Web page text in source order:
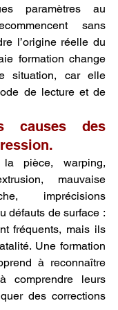
paramètres au
sans
l’origine réelle du
formation change
situation, car elle
de lecture et de
causes des
pièce, warping,
mauvaise
imprécisions
défauts de surface :
fréquents, mais ils
Une formation
à reconnaître
comprendre leurs
des corrections